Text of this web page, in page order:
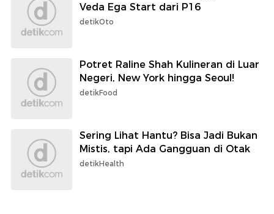
Veda Ega Start dari P16
detikOto
Potret Raline Shah Kulineran di Luar
Negeri, New York hingga Seoul!
detikFood
Sering Lihat Hantu? Bisa Jadi Bukan
Mistis, tapi Ada Gangguan di Otak
detikHealth